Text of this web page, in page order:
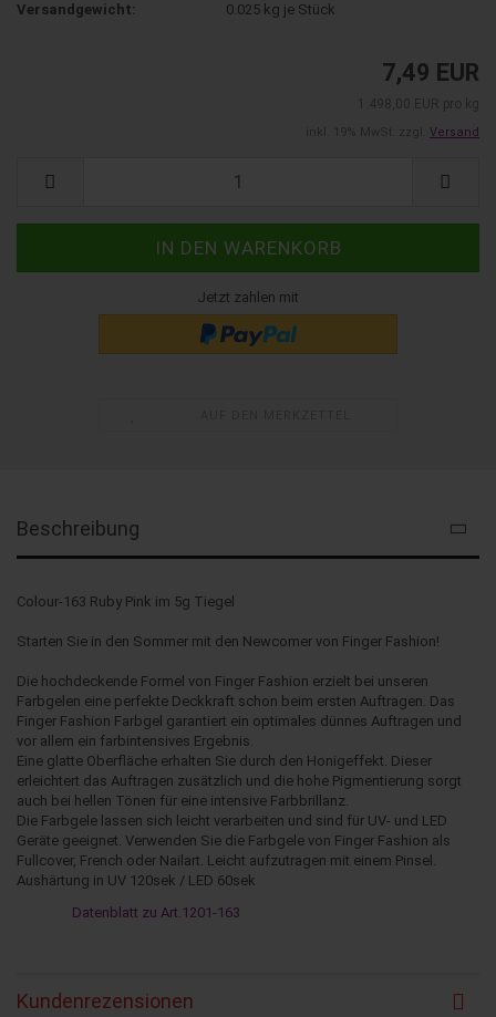
Versandgewicht: 0.025 kg je Stück
7,49 EUR
Versand
Jetzt zahlen mit
Beschreibung
Colour-163 Ruby Pink im 5g Tiegel
Starten Sie in den Sommer mit den Newcomer von Finger Fashion!
Die hochdeckende Formel von Finger Fashion erzielt bei unseren
Farbgelen eine perfekte Deckkraft schon beim ersten Auftragen. Das
Finger Fashion Farbgel garantiert ein optimales dünnes Auftragen und
vor allem ein farbintensives Ergebnis.
Eine glatte Oberfläche erhalten Sie durch den Honigeffekt. Dieser
erleichtert das Auftragen zusätzlich und die hohe Pigmentierung sorgt
auch bei hellen Tönen für eine intensive Farbbrillanz.
Die Farbgele lassen sich leicht verarbeiten und sind für UV- und LED
Geräte geeignet. Verwenden Sie die Farbgele von Finger Fashion als
Fullcover, French oder Nailart. Leicht aufzutragen mit einem Pinsel.
Aushärtung in UV 120sek / LED 60sek
Datenblatt zu Art.1201-163
Kundenrezensionen